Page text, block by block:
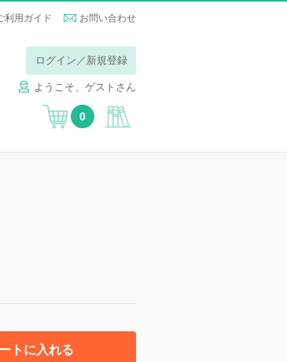
利用ガイド お問い合わせ
ログイン／新規登録
ようこそ、ゲストさん
0
トに入れる